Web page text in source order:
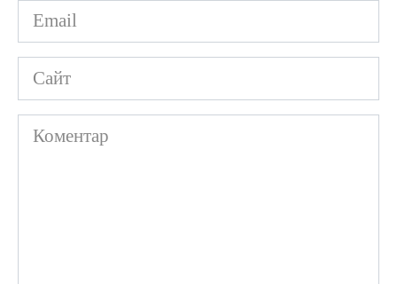
Email
*
Сайт
Коментар